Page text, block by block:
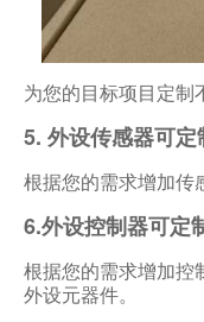
为您的目标项目定制
5. 外设传感器可定
根据您的需求增加传
6.外设控制器可定
根据您的需求增加控
外设元器件。